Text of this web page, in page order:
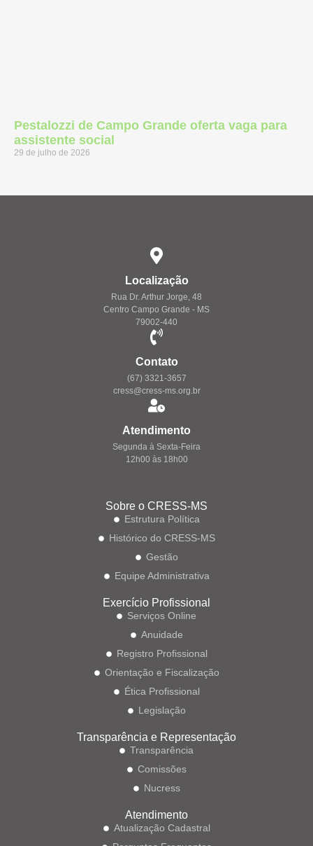
Pestalozzi de Campo Grande oferta vaga para
assistente social
29 de julho de 2026
Localização
Rua Dr. Arthur Jorge, 48
Centro Campo Grande - MS
79002-440
Contato
(67) 3321-3657
cress@cress-ms.org.br
Atendimento
Segunda à Sexta-Feira
12h00 às 18h00
Sobre o CRESS-MS
Estrutura Política
Histórico do CRESS-MS
Gestão
Equipe Administrativa
Exercício Profissional
Serviços Online
Anuidade
Registro Profissional
Orientação e Fiscalização
Ética Profissional
Legislação
Transparência e Representação
Transparência
Comissões
Nucress
Atendimento
Atualização Cadastral